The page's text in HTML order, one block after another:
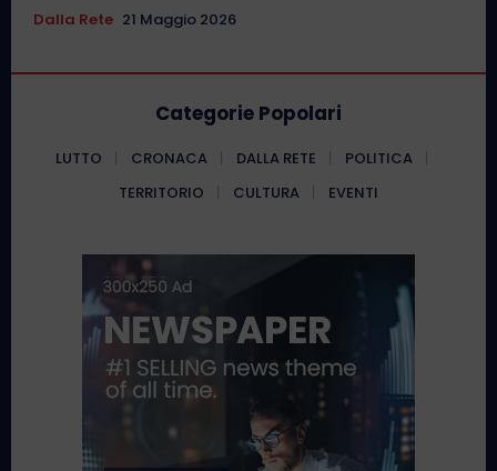
Dalla Rete 21 Maggio 2026
Categorie Popolari
LUTTO CRONACA DALLA RETE
POLITICA
TERRITORIO
CULTURA EVENTI